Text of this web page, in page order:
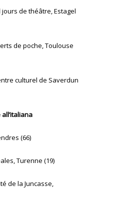
jours de théâtre, Estagel
de poche, Toulouse
culturel de Saverdun
(66)
Turenne (19)
de la Juncasse,